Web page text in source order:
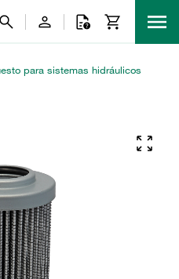
para sistemas hidráulicos